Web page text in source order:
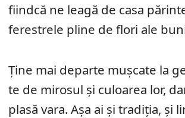
fiindcă ne leagă de casa
ferestrele pline de flori ale
Ține mai departe mușcate la
te de mirosul și culoarea lor,
plasă vara. Așa ai și tradiția, și